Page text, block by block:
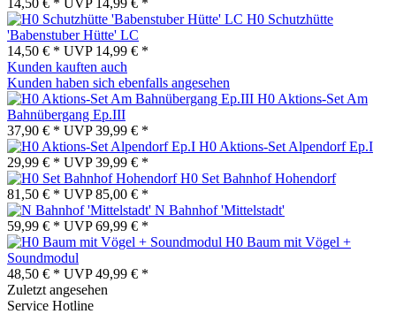
H0 Schutzhütte
'Babenstuber Hütte' LC
14,50 € * UVP 14,99 € *
Kunden kauften auch
Kunden haben sich ebenfalls angesehen
H0 Aktions-Set Am
Bahnübergang Ep.III
37,90 € * UVP39,99 € *
H0 Aktions-Set Alpendorf Ep.I
29,99 € * UVP39,99 € *
H0 Set Bahnhof Hohendorf
81,50 € * UVP85,00 € *
N Bahnhof 'Mittelstadt'
59,99 € * UVP69,99 € *
H0 Baum mit Vögel +
Soundmodul
48,50 € * UVP49,99 € *
Zuletzt angesehen
Service Hotline